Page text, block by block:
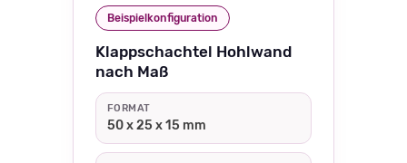
Beispielkonfiguration
Klappschachtel Hohlwand
nach Maß
FORMAT
50 x 25 x 15 mm